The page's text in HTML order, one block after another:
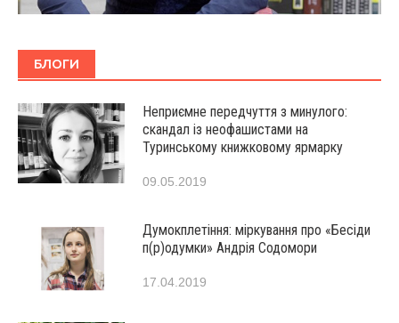
БЛОГИ
Неприємне передчуття з минулого:
скандал із неофашистами на
Туринському книжковому ярмарку
09.05.2019
Думокплетіння: міркування про «Бесіди
п(р)одумки» Андрія Содомори
17.04.2019